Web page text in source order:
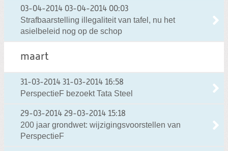
03-04-2014 03-04-2014 00:03
Strafbaarstelling illegaliteit van tafel, nu het
asielbeleid nog op de schop
maart
31-03-2014 31-03-2014 16:58
PerspectieF bezoekt Tata Steel
29-03-2014 29-03-2014 15:18
200 jaar grondwet: wijzigingsvoorstellen van
PerspectieF